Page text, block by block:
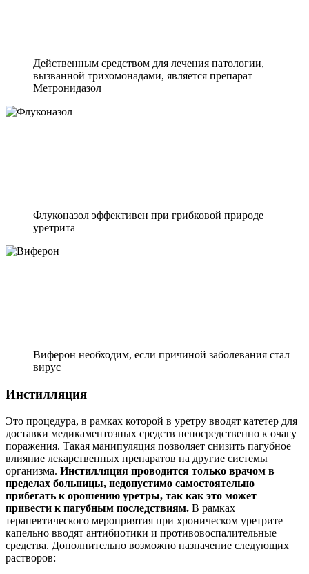
Действенным средством для лечения патологии,
вызванной трихомонадами, является препарат
Метронидазол
Флуконазол эффективен при грибковой природе
уретрита
Виферон необходим, если причиной заболевания стал
вирус
Инстилляция
Это процедура, в рамках которой в уретру вводят катетер для
доставки медикаментозных средств непосредственно к очагу
поражения. Такая манипуляция позволяет снизить пагубное
влияние лекарственных препаратов на другие системы
организма. Инстилляция проводится только врачом в
пределах больницы, недопустимо самостоятельно
прибегать к орошению уретры, так как это может
привести к пагубным последствиям. В рамках
терапевтического мероприятия при хроническом уретрите
капельно вводят антибиотики и противовоспалительные
средства. Дополнительно возможно назначение следующих
растворов: